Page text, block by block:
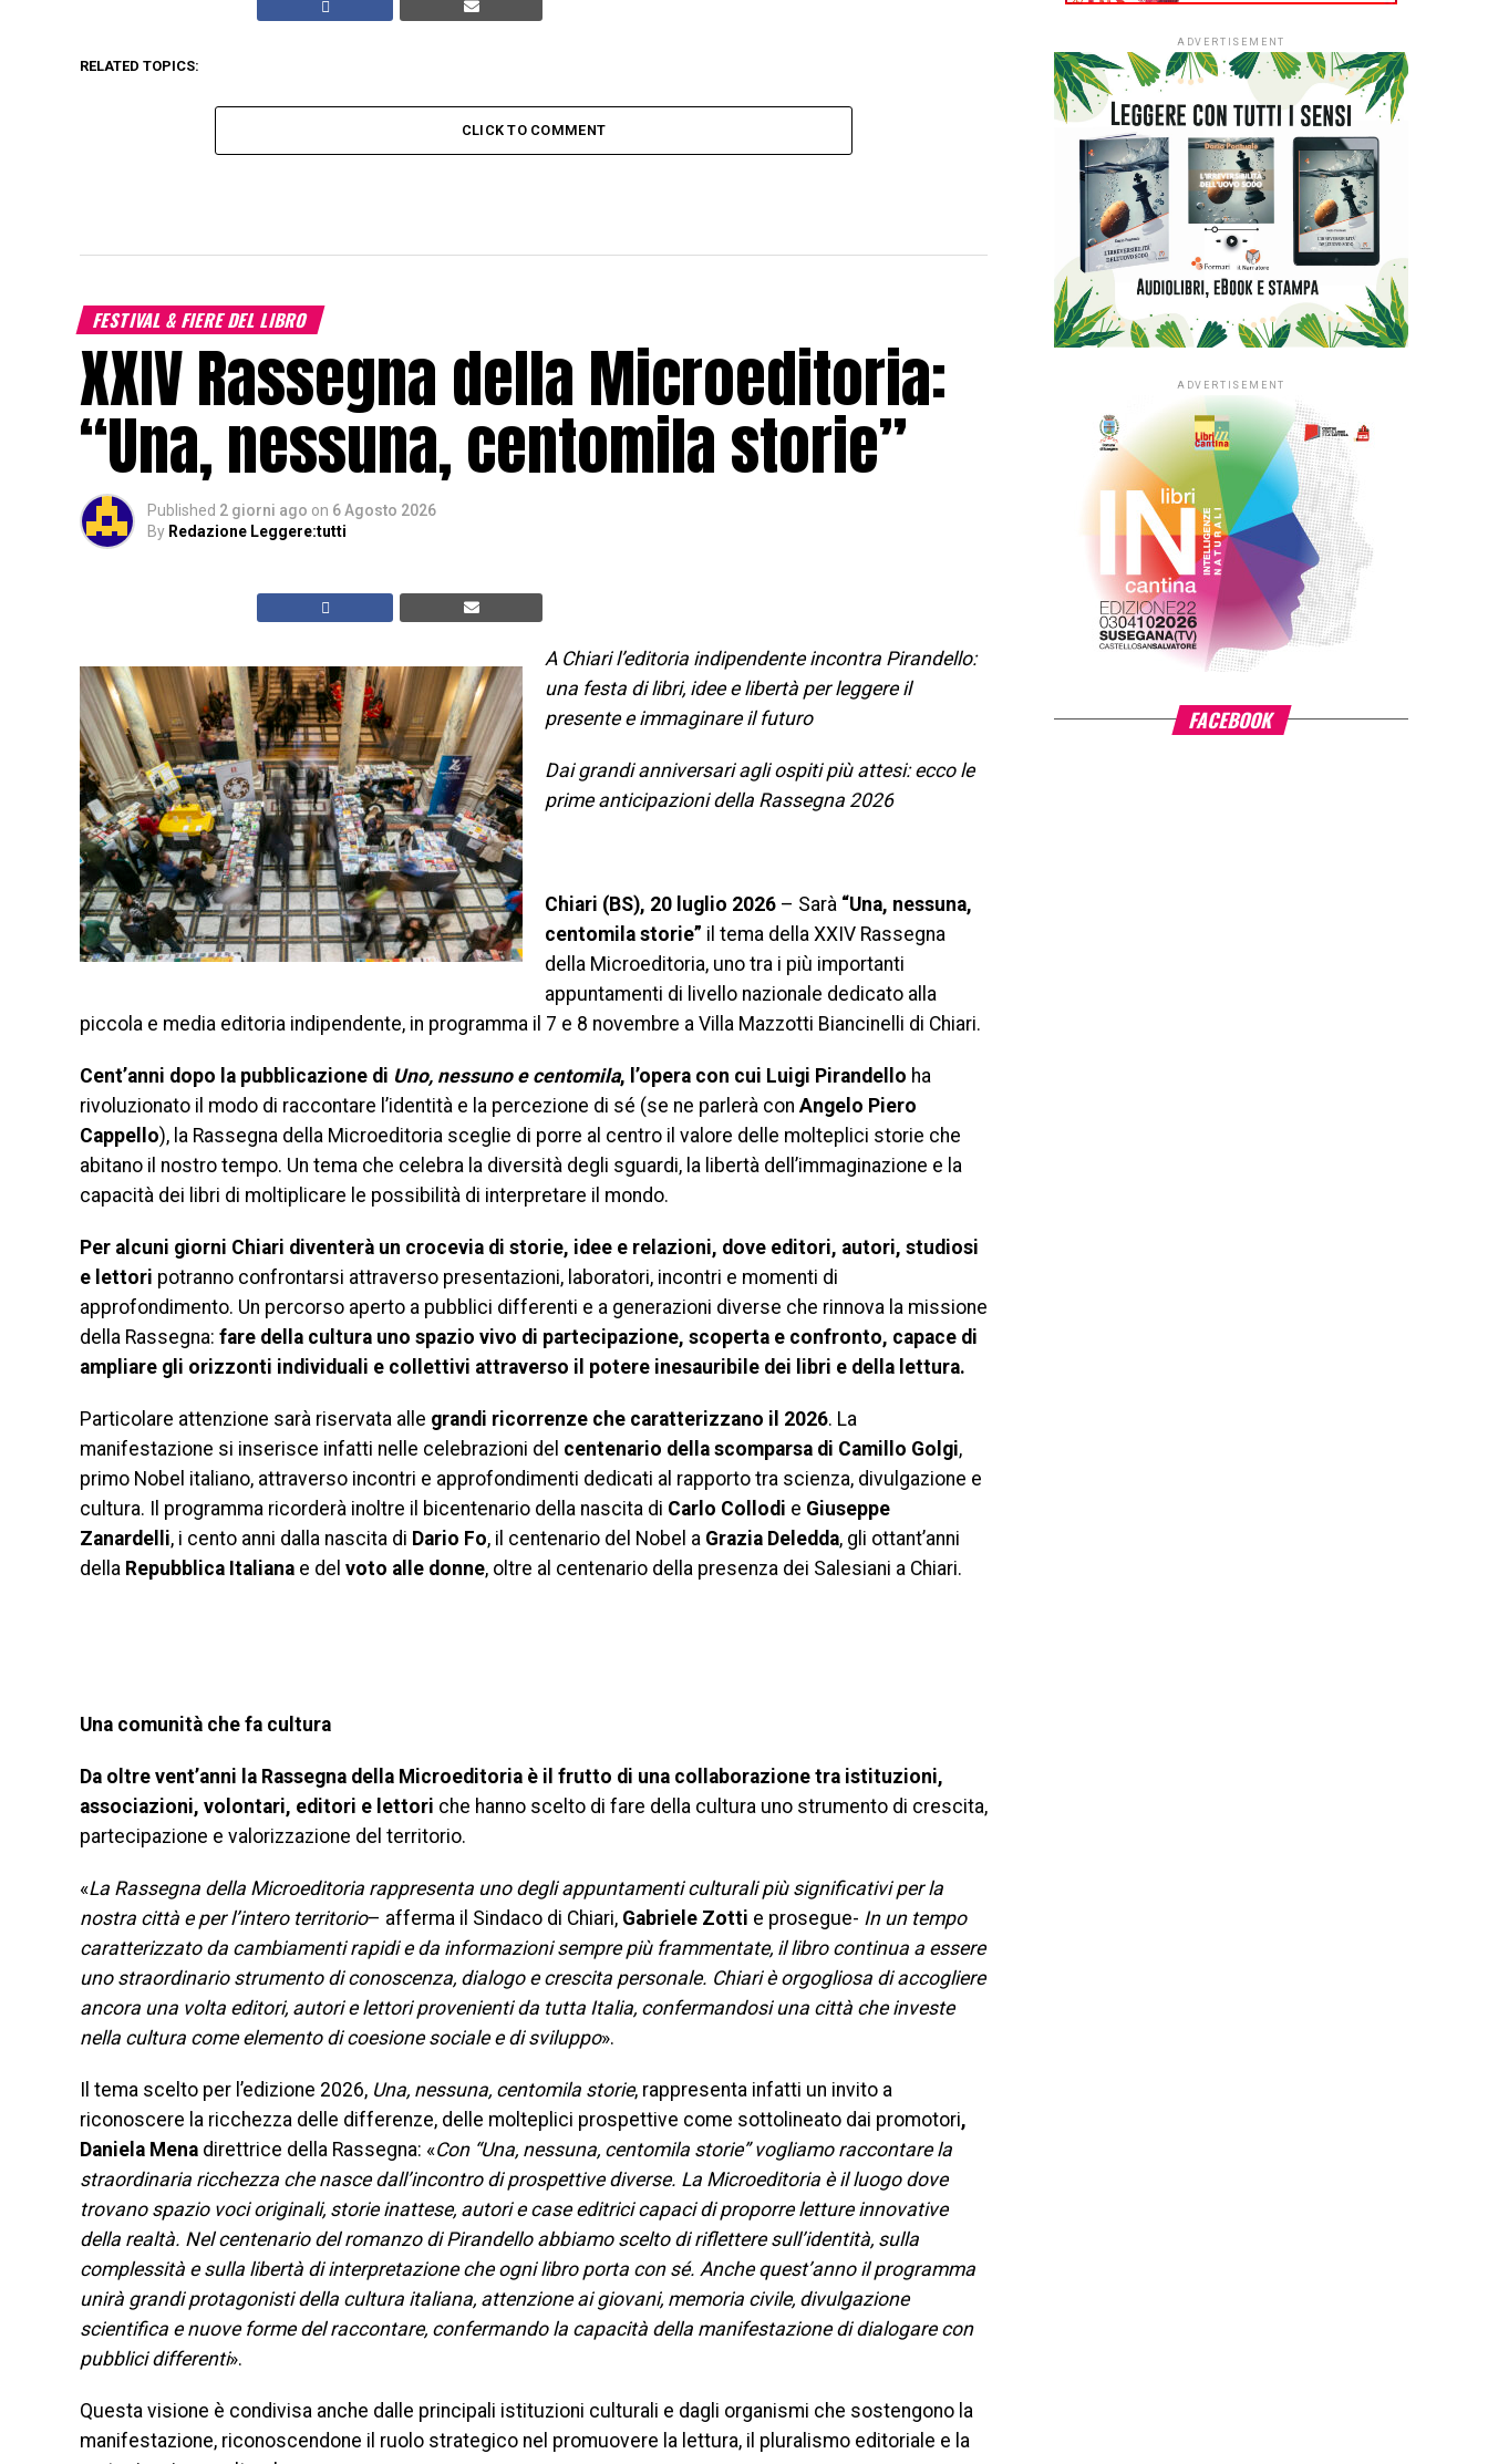
RELATED TOPICS:
CLICK TO COMMENT
FESTIVAL & FIERE DEL LIBRO
XXIV Rassegna della Microeditoria:
“Una, nessuna, centomila storie”
Published 2 giorni ago on 6 Agosto 2026
By Redazione Leggere:tutti
A Chiari l’editoria indipendente incontra Pirandello:
una festa di libri, idee e libertà per leggere il
presente e immaginare il futuro
Dai grandi anniversari agli ospiti più attesi: ecco le
prime anticipazioni della Rassegna 2026
Chiari (BS), 20 luglio 2026 – Sarà “Una, nessuna,
centomila storie” il tema della XXIV Rassegna
della Microeditoria, uno tra i più importanti
appuntamenti di livello nazionale dedicato alla
piccola e media editoria indipendente, in programma il 7 e 8 novembre a Villa Mazzotti Biancinelli di Chiari.
Cent’anni dopo la pubblicazione di Uno, nessuno e centomila, l’opera con cui Luigi Pirandello ha
rivoluzionato il modo di raccontare l’identità e la percezione di sé (se ne parlerà con Angelo Piero
Cappello), la Rassegna della Microeditoria sceglie di porre al centro il valore delle molteplici storie che
abitano il nostro tempo. Un tema che celebra la diversità degli sguardi, la libertà dell’immaginazione e la
capacità dei libri di moltiplicare le possibilità di interpretare il mondo.
Per alcuni giorni Chiari diventerà un crocevia di storie, idee e relazioni, dove editori, autori, studiosi
e lettori potranno confrontarsi attraverso presentazioni, laboratori, incontri e momenti di
approfondimento. Un percorso aperto a pubblici differenti e a generazioni diverse che rinnova la missione
della Rassegna: fare della cultura uno spazio vivo di partecipazione, scoperta e confronto, capace di
ampliare gli orizzonti individuali e collettivi attraverso il potere inesauribile dei libri e della lettura.
Particolare attenzione sarà riservata alle grandi ricorrenze che caratterizzano il 2026. La
manifestazione si inserisce infatti nelle celebrazioni del centenario della scomparsa di Camillo Golgi,
primo Nobel italiano, attraverso incontri e approfondimenti dedicati al rapporto tra scienza, divulgazione e
cultura. Il programma ricorderà inoltre il bicentenario della nascita di Carlo Collodi e Giuseppe
Zanardelli, i cento anni dalla nascita di Dario Fo, il centenario del Nobel a Grazia Deledda, gli ottant’anni
della Repubblica Italiana e del voto alle donne, oltre al centenario della presenza dei Salesiani a Chiari.
Una comunità che fa cultura
Da oltre vent’anni la Rassegna della Microeditoria è il frutto di una collaborazione tra istituzioni,
associazioni, volontari, editori e lettori che hanno scelto di fare della cultura uno strumento di crescita,
partecipazione e valorizzazione del territorio.
«La Rassegna della Microeditoria rappresenta uno degli appuntamenti culturali più significativi per la
nostra città e per l’intero territorio– afferma il Sindaco di Chiari, Gabriele Zotti e prosegue- In un tempo
caratterizzato da cambiamenti rapidi e da informazioni sempre più frammentate, il libro continua a essere
uno straordinario strumento di conoscenza, dialogo e crescita personale. Chiari è orgogliosa di accogliere
ancora una volta editori, autori e lettori provenienti da tutta Italia, confermandosi una città che investe
nella cultura come elemento di coesione sociale e di sviluppo».
Il tema scelto per l’edizione 2026, Una, nessuna, centomila storie, rappresenta infatti un invito a
riconoscere la ricchezza delle differenze, delle molteplici prospettive come sottolineato dai promotori,
Daniela Mena direttrice della Rassegna: «Con “Una, nessuna, centomila storie” vogliamo raccontare la
straordinaria ricchezza che nasce dall’incontro di prospettive diverse. La Microeditoria è il luogo dove
trovano spazio voci originali, storie inattese, autori e case editrici capaci di proporre letture innovative
della realtà. Nel centenario del romanzo di Pirandello abbiamo scelto di riflettere sull’identità, sulla
complessità e sulla libertà di interpretazione che ogni libro porta con sé. Anche quest’anno il programma
unirà grandi protagonisti della cultura italiana, attenzione ai giovani, memoria civile, divulgazione
scientifica e nuove forme del raccontare, confermando la capacità della manifestazione di dialogare con
pubblici differenti».
Questa visione è condivisa anche dalle principali istituzioni culturali e dagli organismi che sostengono la
manifestazione, riconoscendone il ruolo strategico nel promuovere la lettura, il pluralismo editoriale e la
ADVERTISEMENT
ADVERTISEMENT
FACEBOOK